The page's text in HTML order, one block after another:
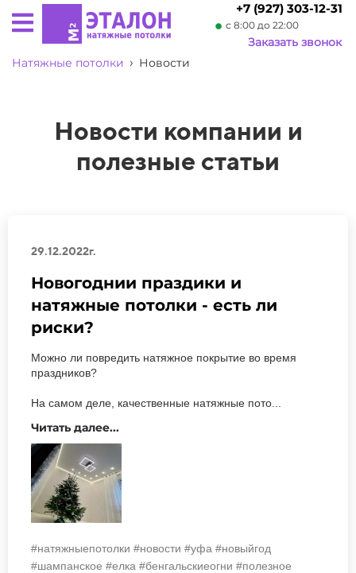
+7 (927) 303-12-31
с 8:00 до 22:00
Заказать звонок
Натяжные потолки › Новости
Новости компании и
полезные статьи
29.12.2022г.
Новогоднии праздики и
натяжные потолки - есть ли
риски?
Можно ли повредить натяжное покрытие во время
праздников?
На самом деле, качественные натяжные пото...
Читать далее...
#натяжныепотолки #новости #уфа #новыйгод
#шампанское #елка #бенгальскиеогни #полезное